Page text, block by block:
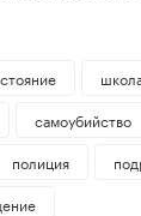
самоубийство
полиция